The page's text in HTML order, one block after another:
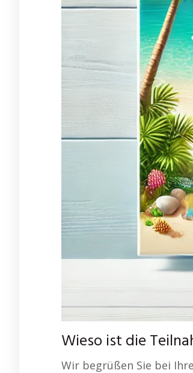
Wieso ist die
Wir begrüßen Sie bei